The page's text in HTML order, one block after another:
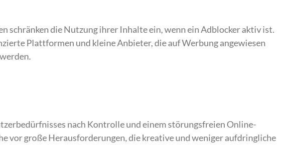
schränken die Nutzung ihrer Inhalte ein, wenn ein Adblocker aktiv ist.
Plattformen und kleine Anbieter, die auf Werbung angewiesen
nach Kontrolle und einem störungsfreien Online-
vor große Herausforderungen, die kreative und weniger aufdringliche